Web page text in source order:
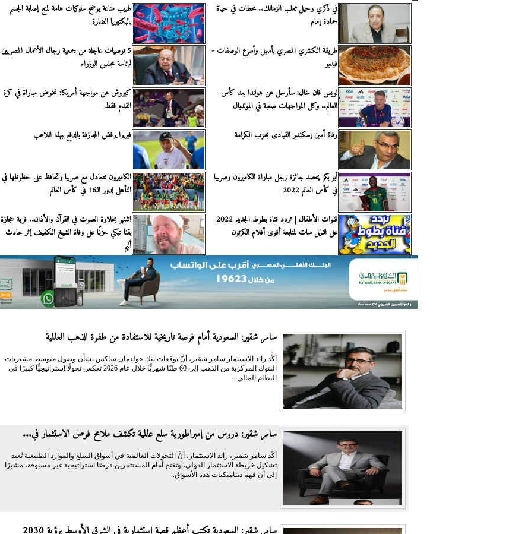
في ذكري رحيل ثعلب الزمالك.. محطات في حياة
حمادة إمام
طبيب مناعة يوضح سلوكيات هامة لمنع إصابة الجسم
بالبكتيريا الضارة
طريقة الكشري المصري بأسهل وأسرع الوصفات -
فيديو
5 توصيات عاجلة من جمعية رجال الأعمال المصريين
لرئاسة مجلس الوزراء
لويس فان خال: سأرحل عن هولندا بعد كأس
العالم.. وكل المواجهات صعبة في المونديال
كيروش عن مواجهة أمريكا: نخوض مباراة في كرة
القدم فقط
وفاة أمين إسكندر القيادى بحزب الكرامة فيريرا يرفض المجازفة بالدفع بهذا اللاعب
أبو بكر يحصد جائزة رجل مباراة الكاميرون وصربيا
في كأس العالم 2022
الكاميرون تتعادل مع صربيا وتحافظ على حظوظها في
التأهل لدور الـ16 في كأس العالم
قنوات الأطفال | تردد قناة بطوط الجديد 2022
على النايل سات لمتابعة أقوى أفلام الكرتون
اشتهر بحلاوة الصوت في القرآن والأذان.. قرية حجازة
بقنا تبكي حزنًا على وفاة الشيخ الكفيف إثر حادث
أليم
سامر شقير: السعودية أمام فرصة تاريخية للاستفادة من طفرة الذهب العالمية
أكَّد رائد الاستثمار سامر شقير، أنَّ توقعات بنك جولدمان ساكس بشأن وصول متوسط مشتريات
البنوك المركزية من الذهب إلى 60 طنًا شهريًّا خلال عام 2026 تعكس تحولًا استراتيجيًّا كبيرًا في
النظام المالي...
سامر شقير: دروس من إمبراطورية سلع عالمية تكشف ملامح فرص الاستثمار في...
أكَّد سامر شقير، رائد الاستثمار، أنَّ التحولات العالمية في أسواق السلع والموارد الطبيعية تُعيد
تشكيل خريطة الاستثمار الدولي، وتفتح أمام المستثمرين فرصًا استراتيجية غير مسبوقة، مشيرًا
إلى أن فهم ديناميكيات هذه الأسواق...